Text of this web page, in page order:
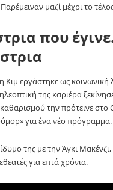
μαζί μέχρι το
που
Κιμ εργάστηκε ως κοινωνική
της καριέρα
την πρότεινε στο
για ένα νέο πρόγραμμα.
της με την Άγκι
για επτά χρόνια.